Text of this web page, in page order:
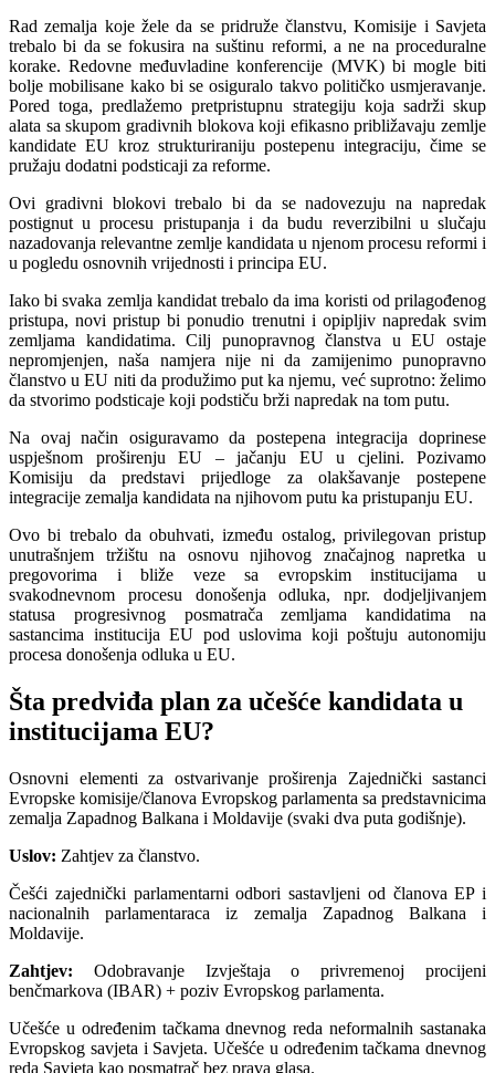
Rad zemalja koje žele da se pridruže članstvu, Komisije i Savjeta
trebalo bi da se fokusira na suštinu reformi, a ne na proceduralne
korake. Redovne međuvladine konferencije (MVK) bi mogle biti
bolje mobilisane kako bi se osiguralo takvo političko usmjeravanje.
Pored toga, predlažemo pretpristupnu strategiju koja sadrži skup
alata sa skupom gradivnih blokova koji efikasno približavaju zemlje
kandidate EU kroz strukturiraniju postepenu integraciju, čime se
pružaju dodatni podsticaji za reforme.
Ovi gradivni blokovi trebalo bi da se nadovezuju na napredak
postignut u procesu pristupanja i da budu reverzibilni u slučaju
nazadovanja relevantne zemlje kandidata u njenom procesu reformi i
u pogledu osnovnih vrijednosti i principa EU.
Iako bi svaka zemlja kandidat trebalo da ima koristi od prilagođenog
pristupa, novi pristup bi ponudio trenutni i opipljiv napredak svim
zemljama kandidatima. Cilj punopravnog članstva u EU ostaje
nepromjenjen, naša namjera nije ni da zamijenimo punopravno
članstvo u EU niti da produžimo put ka njemu, već suprotno: želimo
da stvorimo podsticaje koji podstiču brži napredak na tom putu.
Na ovaj način osiguravamo da postepena integracija doprinese
uspješnom proširenju EU – jačanju EU u cjelini. Pozivamo
Komisiju da predstavi prijedloge za olakšavanje postepene
integracije zemalja kandidata na njihovom putu ka pristupanju EU.
Ovo bi trebalo da obuhvati, između ostalog, privilegovan pristup
unutrašnjem tržištu na osnovu njihovog značajnog napretka u
pregovorima i bliže veze sa evropskim institucijama u
svakodnevnom procesu donošenja odluka, npr. dodjeljivanjem
statusa progresivnog posmatrača zemljama kandidatima na
sastancima institucija EU pod uslovima koji poštuju autonomiju
procesa donošenja odluka u EU.
Šta predviđa plan za učešće kandidata u
institucijama EU?
Osnovni elementi za ostvarivanje proširenja Zajednički sastanci
Evropske komisije/članova Evropskog parlamenta sa predstavnicima
zemalja Zapadnog Balkana i Moldavije (svaki dva puta godišnje).
Uslov: Zahtjev za članstvo.
Češći zajednički parlamentarni odbori sastavljeni od članova EP i
nacionalnih parlamentaraca iz zemalja Zapadnog Balkana i
Moldavije.
Zahtjev: Odobravanje Izvještaja o privremenoj procijeni
benčmarkova (IBAR) + poziv Evropskog parlamenta.
Učešće u određenim tačkama dnevnog reda neformalnih sastanaka
Evropskog savjeta i Savjeta. Učešće u određenim tačkama dnevnog
reda Savjeta kao posmatrač bez prava glasa.